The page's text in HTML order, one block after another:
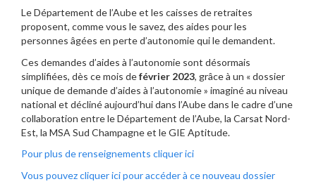
Le Département de l’Aube et les caisses de retraites
proposent, comme vous le savez, des aides pour les
personnes âgées en perte d’autonomie qui le demandent.
Ces demandes d’aides à l’autonomie sont désormais
simplifiées, dès ce mois defévrier 2023, grâce à un « dossier
unique de demande d’aides à l’autonomie » imaginé au niveau
national et décliné aujourd’hui dans l’Aube dans le cadre d’une
collaboration entre le Département de l’Aube, la Carsat Nord-
Est, la MSA Sud Champagne et le GIE Aptitude.
Pour plus de renseignements cliquer ici
Vous pouvez cliquer ici pour accéder à ce nouveau dossier